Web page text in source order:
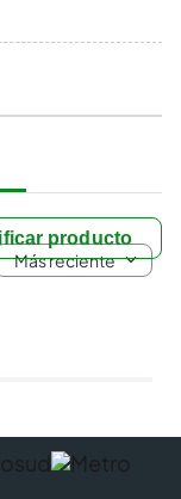
producto
Más reciente